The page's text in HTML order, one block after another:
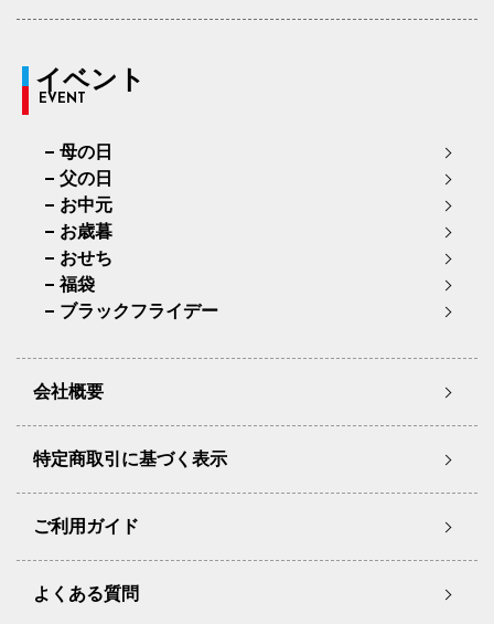
イベント
EVENT
母の日
父の日
お中元
お歳暮
おせち
福袋
ブラックフライデー
会社概要
特定商取引に基づく表示
ご利用ガイド
よくある質問